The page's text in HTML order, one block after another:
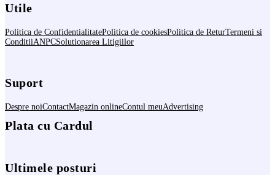
Utile
Politica de ConfidentialitatePolitica de cookiesPolitica de ReturTermeni si
ConditiiANPCSolutionarea Litigiilor
Suport
Despre noiContactMagazin onlineContul meuAdvertising
Plata cu Cardul
Ultimele posturi